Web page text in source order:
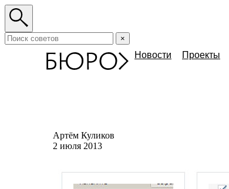
×
Новости Проекты
Артём Куликов
2 июля 2013